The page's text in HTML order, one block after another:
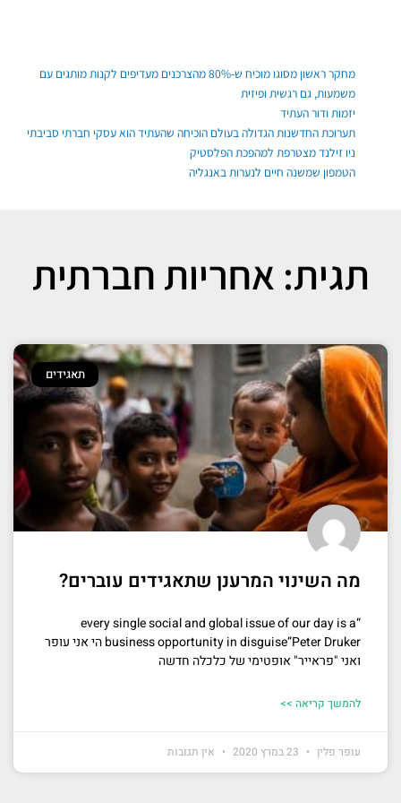
מחקר ראשון מסוגו מוכיח ש-80% מהצרכנים מעדיפים לקנות מותגים עם
משמעות, גם רגשית ופיזית
יזמות ודור העתיד
תערוכת החדשנות הגדולה בעולם הוכיחה שהעתיד הוא עסקי חברתי סביבתי
ניו זילנד מצטרפת למהפכת הפלסטיק
הטמפון שמשנה חיים לנערות באנגליה
תגית: אחריות חברתית
תאגידים
מה השינוי המרענן שתאגידים עוברים?
“every single social and global issue of our day is a
business opportunity in disguise”Peter Druker הי אני עופר
ואני "פראייר" אופטימי של כלכלה חדשה
להמשך קריאה >>
עופר פלין אין תגובות